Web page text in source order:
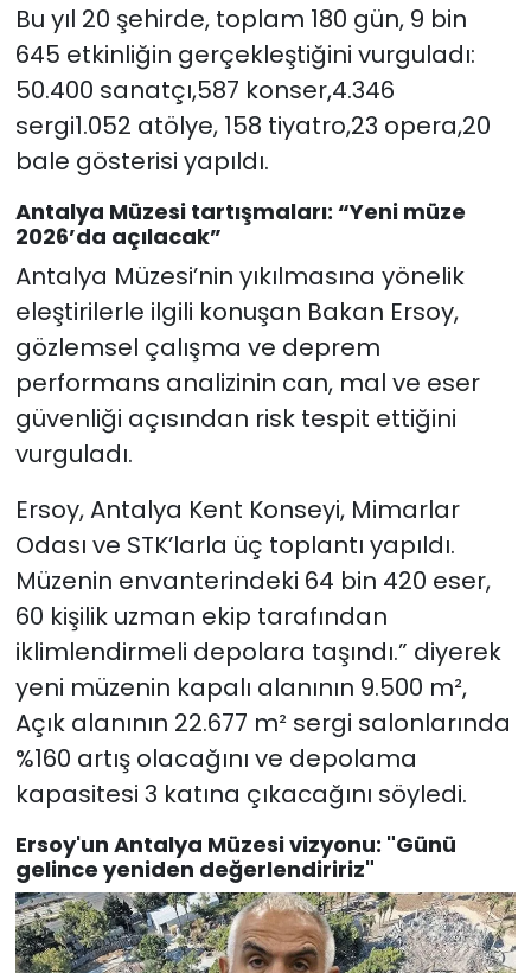
Bu yıl 20 şehirde, toplam 180 gün, 9 bin
645 etkinliğin gerçekleştiğini vurguladı:
50.400 sanatçı,587 konser,4.346
sergi1.052 atölye, 158 tiyatro,23 opera,20
bale gösterisi yapıldı.
Antalya Müzesi tartışmaları: “Yeni müze
2026’da açılacak”
Antalya Müzesi’nin yıkılmasına yönelik
eleştirilerle ilgili konuşan Bakan Ersoy,
gözlemsel çalışma ve deprem
performans analizinin can, mal ve eser
güvenliği açısından risk tespit ettiğini
vurguladı.
Ersoy, Antalya Kent Konseyi, Mimarlar
Odası ve STK’larla üç toplantı yapıldı.
Müzenin envanterindeki 64 bin 420 eser,
60 kişilik uzman ekip tarafından
iklimlendirmeli depolara taşındı.” diyerek
yeni müzenin kapalı alanının 9.500 m²,
Açık alanının 22.677 m² sergi salonlarında
%160 artış olacağını ve depolama
kapasitesi 3 katına çıkacağını söyledi.
Ersoy'un Antalya Müzesi vizyonu: "Günü
gelince yeniden değerlendiririz"